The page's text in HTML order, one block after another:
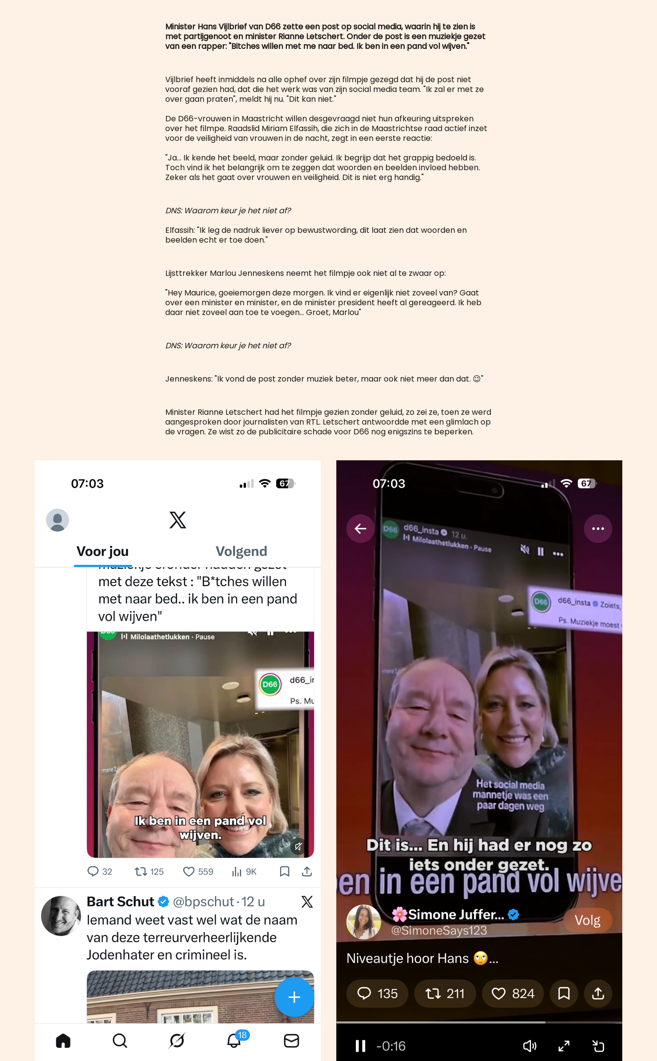
Minister Hans Vijlbrief van D66 zette een post op social media, waarin hij te zien is
met partijgenoot en minister Rianne Letschert. Onder de post is een muziekje gezet
van een rapper: "Bitches willen met me naar bed. Ik ben in een pand vol wijven."
Vijlbrief heeft inmiddels na alle ophef over zijn filmpje gezegd dat hij de post niet
vooraf gezien had, dat die het werk was van zijn social media team. "Ik zal er met ze
over gaan praten", meldt hij nu. "Dit kan niet."
De D66-vrouwen in Maastricht willen desgevraagd niet hun afkeuring uitspreken
over het filmpe. Raadslid Miriam Elfassih, die zich in de Maastrichtse raad actief inzet
voor de veiligheid van vrouwen in de nacht, zegt in een eerste reactie:
"Ja… Ik kende het beeld, maar zonder geluid. Ik begrijp dat het grappig bedoeld is.
Toch vind ik het belangrijk om te zeggen dat woorden en beelden invloed hebben.
Zeker als het gaat over vrouwen en veiligheid. Dit is niet erg handig."
DNS: Waarom keur je het niet af?
Elfassih: "Ik leg de nadruk liever op bewustwording, dit laat zien dat woorden en
beelden echt er toe doen."
Lijsttrekker Marlou Jenneskens neemt het filmpje ook niet al te zwaar op:
"Hey Maurice, goeiemorgen deze morgen. Ik vind er eigenlijk niet zoveel van? Gaat
over een minister en minister, en de minister president heeft al gereageerd. Ik heb
daar niet zoveel aan toe te voegen... Groet, Marlou"
DNS: Waarom keur je het niet af?
Jenneskens: "Ik vond de post zonder muziek beter, maar ook niet meer dan dat. 😉"
Minister Rianne Letschert had het filmpje gezien zonder geluid, zo zei ze, toen ze werd
aangesproken door journalisten van RTL. Letschert antwoordde met een glimlach op
de vragen. Ze wist zo de publicitaire schade voor D66 nog enigszins te beperken.